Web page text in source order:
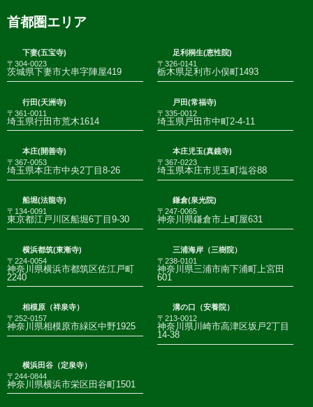
首都圏エリア
下妻(五宝寺)
〒304-0023
茨城県下妻市大串字陣屋419
足利桐生(恵性院)
〒326-0141
栃木県足利市小俣町1493
行田(天洲寺)
〒361-0011
埼玉県行田市荒木1614
戸田(常福寺)
〒335-0012
埼玉県戸田市中町2-4-11
本庄(開善寺)
〒367-0053
埼玉県本庄市中央2丁目8-26
本庄児玉(真鏡寺)
〒367-0223
埼玉県本庄市児玉町塩谷88
船堀(法龍寺)
〒134-0091
東京都江戸川区船堀6丁目9-30
鎌倉(泉光院)
〒247-0065
神奈川県鎌倉市上町屋631
横浜都筑(東漸寺)
〒224-0054
神奈川県横浜市都筑区佐江戸町
2240
三浦海岸（三樹院）
〒238-0101
神奈川県三浦市南下浦町上宮田
601
相模原（祥泉寺）
〒252-0157
神奈川県相模原市緑区中野1925
溝の口（安養院）
〒213-0012
神奈川県川崎市高津区坂戸2丁目
14-38
横浜田谷（定泉寺）
〒244-0844
神奈川県横浜市栄区田谷町1501